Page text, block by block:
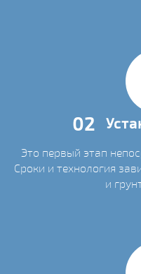
02
Это первый этап
Сроки и технология
и